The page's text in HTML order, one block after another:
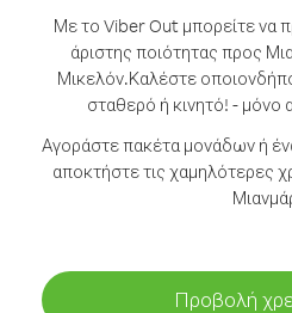
Με το Viber Out μπορείτε να
άριστης ποιότητας προς
Μικελόν.Καλέστε
σταθερό ή κινητό! - μόνο
Αγοράστε πακέτα μονάδων ή
αποκτήστε τις χαμηλότερες
Προβολή